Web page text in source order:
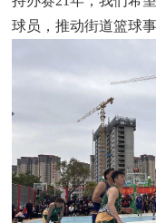
球员，推动街道篮球